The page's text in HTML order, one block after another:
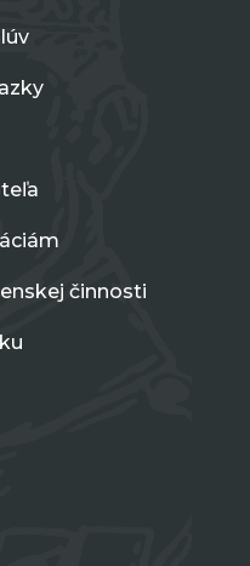
činnosti